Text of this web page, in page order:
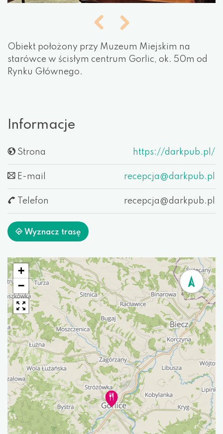
Obiekt położony przy Muzeum Miejskim na
starówce w ścisłym centrum Gorlic, ok. 50m od
Rynku Głównego.
Informacje
Strona https://darkpub.pl/
E-mail recepcja@darkpub.pl
Telefon recepcja@darkpub.pl
Wyznacz trasę
+
−